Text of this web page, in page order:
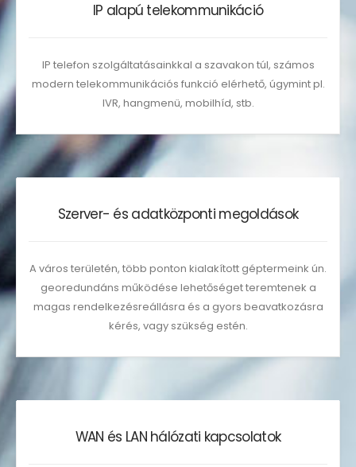
IP alapú telekommunikáció
IP telefon szolgáltatásainkkal a szavakon túl, számos
modern telekommunikációs funkció elérhető, úgymint pl.
IVR, hangmenü, mobilhíd, stb.
Szerver- és adatközponti megoldások
A város területén, több ponton kialakított géptermeink ún.
georedundáns működése lehetőséget teremtenek a
magas rendelkezésreállásra és a gyors beavatkozásra
kérés, vagy szükség estén.
WAN és LAN hálózati kapcsolatok